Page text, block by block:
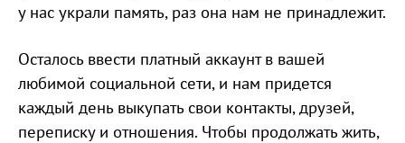
у нас украли память, раз она нам не принадлежит.
Осталось ввести платный аккаунт в вашей
любимой социальной сети, и нам придется
каждый день выкупать свои контакты, друзей,
переписку и отношения. Чтобы продолжать жить,